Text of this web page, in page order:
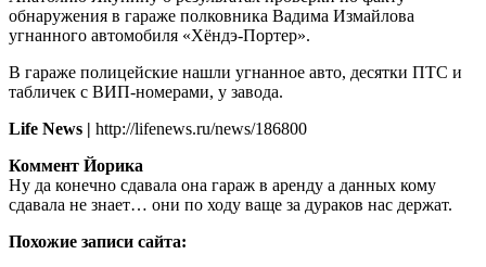
обнаружения в гараже полковника Вадима Измайлова
угнанного автомобиля «Хёндэ-Портер».
В гараже полицейские нашли угнанное авто, десятки ПТС и
табличек с ВИП-номерами, у завода.
Life News | http://lifenews.ru/news/186800
Коммент Йорика
Ну да конечно сдавала она гараж в аренду а данных кому
сдавала не знает… они по ходу ваще за дураков нас держат.
Похожие записи сайта: